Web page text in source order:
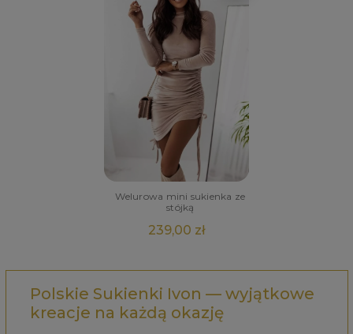
Welurowa mini sukienka ze
stójką
239,00 zł
Polskie Sukienki Ivon — wyjątkowe
kreacje na każdą okazję